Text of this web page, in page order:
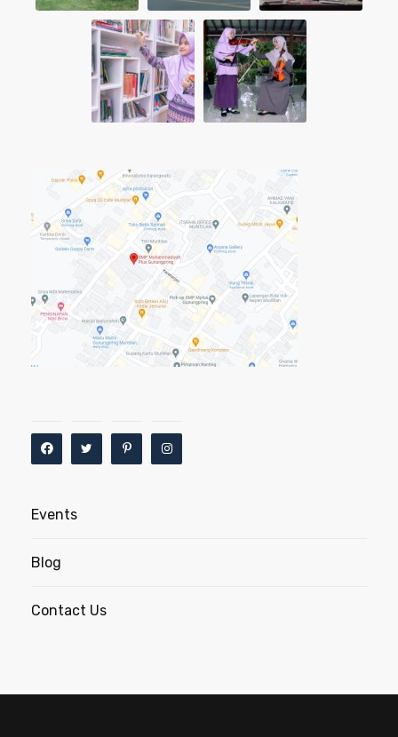
Events
Blog
Contact Us